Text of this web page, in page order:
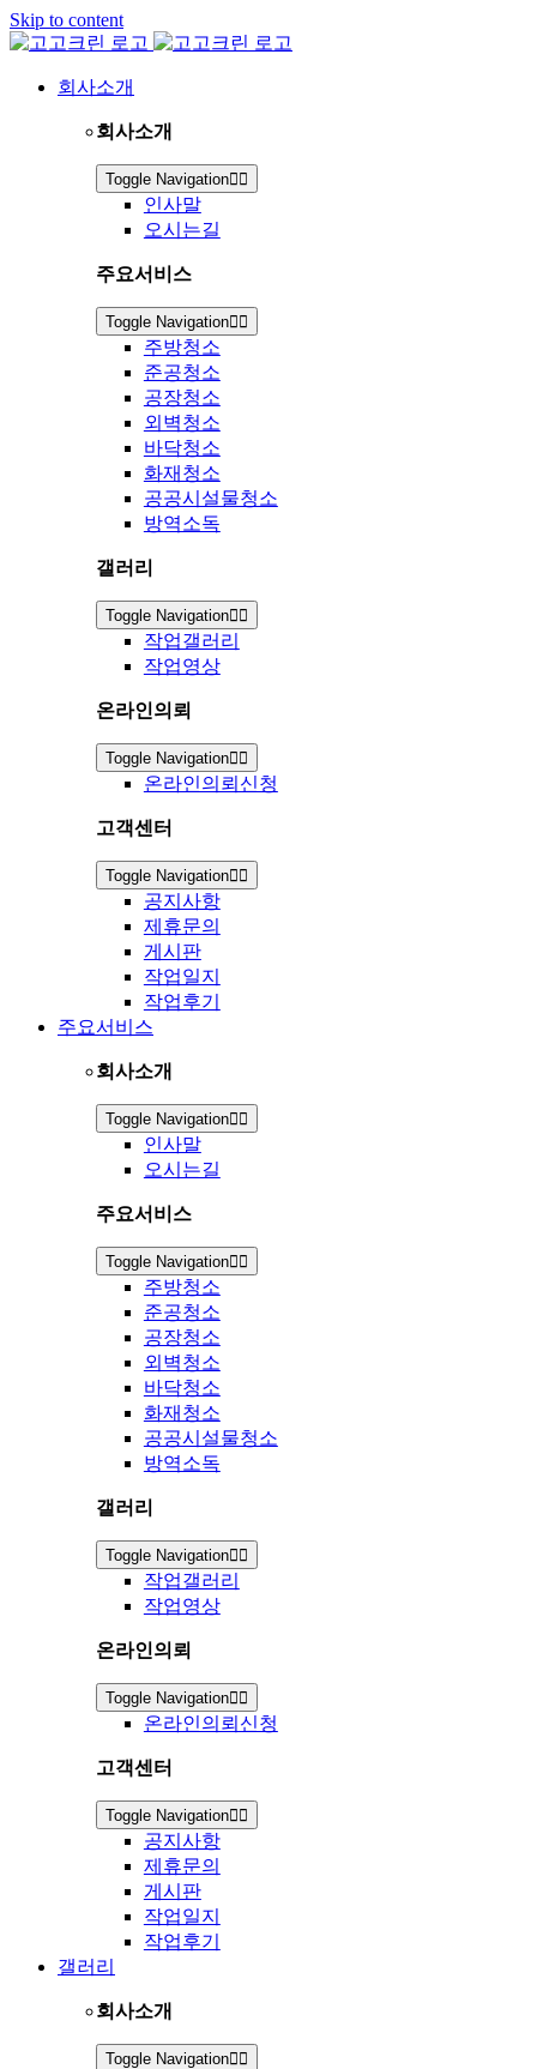
Skip to content
회사소개
회사소개
Toggle Navigation
인사말
오시는길
주요서비스
Toggle Navigation
주방청소
준공청소
공장청소
외벽청소
바닥청소
화재청소
공공시설물청소
방역소독
갤러리
Toggle Navigation
작업갤러리
작업영상
온라인의뢰
Toggle Navigation
온라인의뢰신청
고객센터
Toggle Navigation
공지사항
제휴문의
게시판
작업일지
작업후기
주요서비스
회사소개
Toggle Navigation
인사말
오시는길
주요서비스
Toggle Navigation
주방청소
준공청소
공장청소
외벽청소
바닥청소
화재청소
공공시설물청소
방역소독
갤러리
Toggle Navigation
작업갤러리
작업영상
온라인의뢰
Toggle Navigation
온라인의뢰신청
고객센터
Toggle Navigation
공지사항
제휴문의
게시판
작업일지
작업후기
갤러리
회사소개
Toggle Navigation